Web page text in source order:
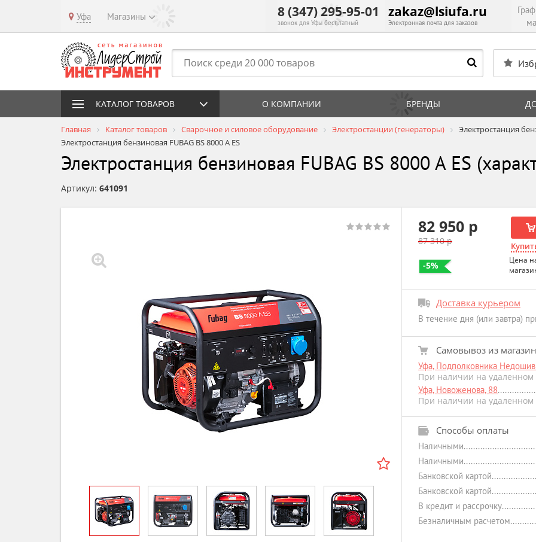
Уфа Магазины 8 (347) 295-95-01
звонок для Уфы бесплатный
zakaz@lsiufa.ru
Электронная почта для заказов
КАТАЛОГ ТОВАРОВ О КОМПАНИИ БРЕНДЫ
Главная Каталог товаров Сварочное и силовое оборудование Электростанции (генераторы)
Электростанция
Электростанция бензиновая FUBAG BS 8000 A ES
Электростанция бензиновая FUBAG BS 8000 A ES
Артикул: 641091
82 950 р
87 310 р
-5%
Цена
Доставка курьером
В течение дня (или завтра)
Самовывоз из
Уфа, Подполковника
При наличии на удаленном
Уфа, Новоженова, 88
При наличии на удаленном
Способы оплаты
Наличными
Наличными
Банковской картой
Банковской картой
В кредит и рассрочку
Безналичным расчетом